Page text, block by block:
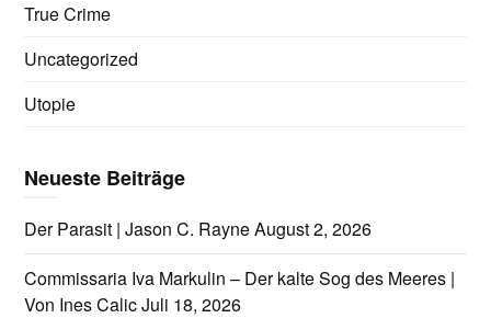
True Crime
Uncategorized
Utopie
Neueste Beiträge
Der Parasit | Jason C. RayneAugust 2, 2026
Commissaria Iva Markulin – Der kalte Sog des Meeres |
Von Ines CalicJuli 18, 2026